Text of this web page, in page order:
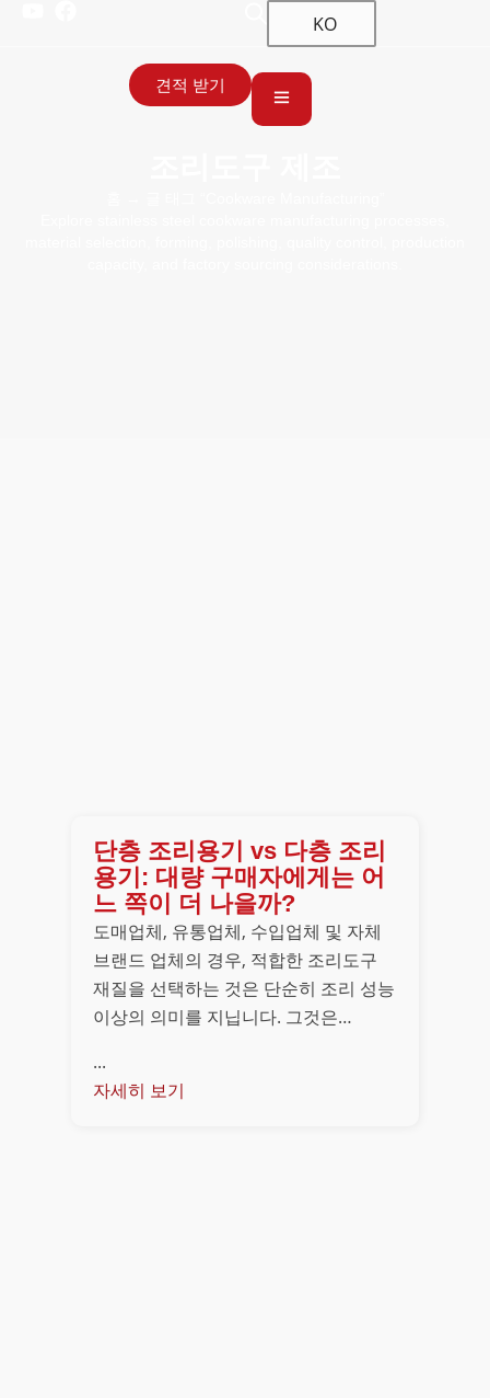
KO
견적 받기
단층 조리용기 vs 다층 조리
용기: 대량 구매자에게는 어
느 쪽이 더 나을까?
도매업체, 유통업체, 수입업체 및 자체
브랜드 업체의 경우, 적합한 조리도구
재질을 선택하는 것은 단순히 조리 성능
이상의 의미를 지닙니다. 그것은…
...
자세히 보기